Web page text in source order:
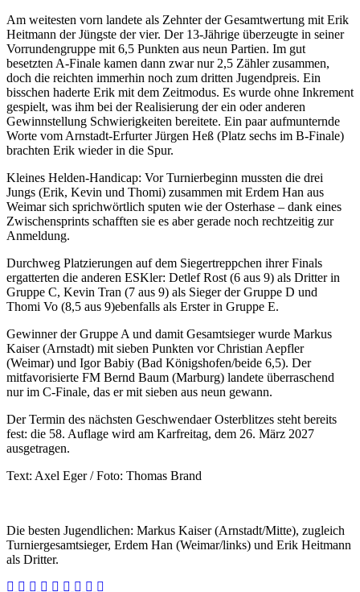
Am weitesten vorn landete als Zehnter der Gesamtwertung mit Erik
Heitmann der Jüngste der vier. Der 13-Jährige überzeugte in seiner
Vorrundengruppe mit 6,5 Punkten aus neun Partien. Im gut
besetzten A-Finale kamen dann zwar nur 2,5 Zähler zusammen,
doch die reichten immerhin noch zum dritten Jugendpreis. Ein
bisschen haderte Erik mit dem Zeitmodus. Es wurde ohne Inkrement
gespielt, was ihm bei der Realisierung der ein oder anderen
Gewinnstellung Schwierigkeiten bereitete. Ein paar aufmunternde
Worte vom Arnstadt-Erfurter Jürgen Heß (Platz sechs im B-Finale)
brachten Erik wieder in die Spur.
Kleines Helden-Handicap: Vor Turnierbeginn mussten die drei
Jungs (Erik, Kevin und Thomi) zusammen mit Erdem Han aus
Weimar sich sprichwörtlich sputen wie der Osterhase – dank eines
Zwischensprints schafften sie es aber gerade noch rechtzeitig zur
Anmeldung.
Durchweg Platzierungen auf dem Siegertreppchen ihrer Finals
ergatterten die anderen ESKler: Detlef Rost (6 aus 9) als Dritter in
Gruppe C, Kevin Tran (7 aus 9) als Sieger der Gruppe D und
Thomi Vo (8,5 aus 9)ebenfalls als Erster in Gruppe E.
Gewinner der Gruppe A und damit Gesamtsieger wurde Markus
Kaiser (Arnstadt) mit sieben Punkten vor Christian Aepfler
(Weimar) und Igor Babiy (Bad Königshofen/beide 6,5). Der
mitfavorisierte FM Bernd Baum (Marburg) landete überraschend
nur im C-Finale, das er mit sieben aus neun gewann.
Der Termin des nächsten Geschwendaer Osterblitzes steht bereits
fest: die 58. Auflage wird am Karfreitag, dem 26. März 2027
ausgetragen.
Text: Axel Eger / Foto: Thomas Brand
Die besten Jugendlichen: Markus Kaiser (Arnstadt/Mitte), zugleich
Turniergesamtsieger, Erdem Han (Weimar/links) und Erik Heitmann
als Dritter.